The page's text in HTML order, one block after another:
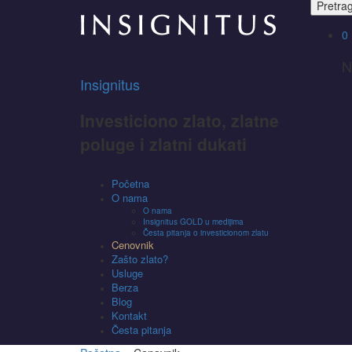
Insignitus
Investiciono zlato, zlatne
poluge i zlatni dukati
0
Početna
O nama
O nama
Insignitus GOLD u medijima
Česta pitanja o investicionom zlatu
Cenovnik
Zašto zlato?
Usluge
Berza
Blog
Kontakt
Česta pitanja